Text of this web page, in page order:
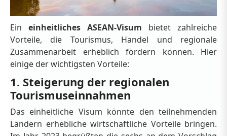
Ein einheitliches ASEAN-Visum bietet zahlreiche
Vorteile, die Tourismus, Handel und regionale
Zusammenarbeit erheblich fördern können. Hier
einige der wichtigsten Vorteile:
1. Steigerung der regionalen
Tourismuseinnahmen
Das einheitliche Visum könnte den teilnehmenden
Ländern erhebliche wirtschaftliche Vorteile bringen.